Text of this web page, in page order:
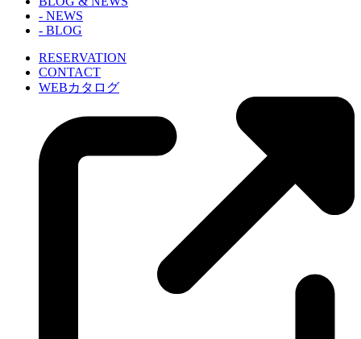
- NEWS
- BLOG
RESERVATION
CONTACT
WEBカタログ